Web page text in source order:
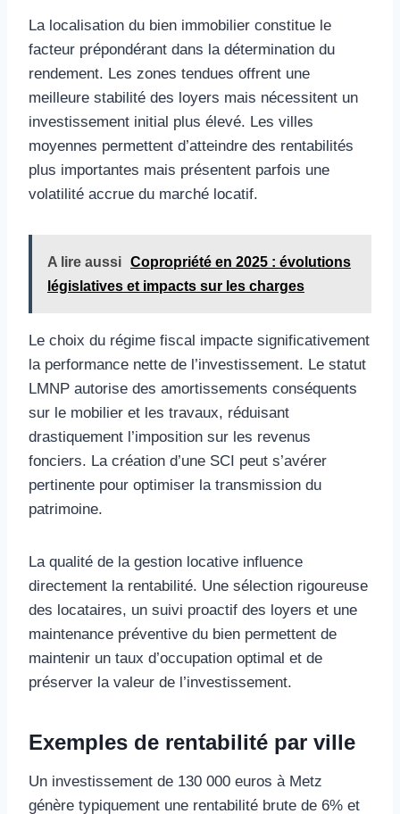
La localisation du bien immobilier constitue le
facteur prépondérant dans la détermination du
rendement. Les zones tendues offrent une
meilleure stabilité des loyers mais nécessitent un
investissement initial plus élevé. Les villes
moyennes permettent d’atteindre des rentabilités
plus importantes mais présentent parfois une
volatilité accrue du marché locatif.
A lire aussi Copropriété en 2025 : évolutions
législatives et impacts sur les charges
Le choix du régime fiscal impacte significativement
la performance nette de l’investissement. Le statut
LMNP autorise des amortissements conséquents
sur le mobilier et les travaux, réduisant
drastiquement l’imposition sur les revenus
fonciers. La création d’une SCI peut s’avérer
pertinente pour optimiser la transmission du
patrimoine.
La qualité de la gestion locative influence
directement la rentabilité. Une sélection rigoureuse
des locataires, un suivi proactif des loyers et une
maintenance préventive du bien permettent de
maintenir un taux d’occupation optimal et de
préserver la valeur de l’investissement.
Exemples de rentabilité par ville
Un investissement de 130 000 euros à Metz
génère typiquement une rentabilité brute de 6% et